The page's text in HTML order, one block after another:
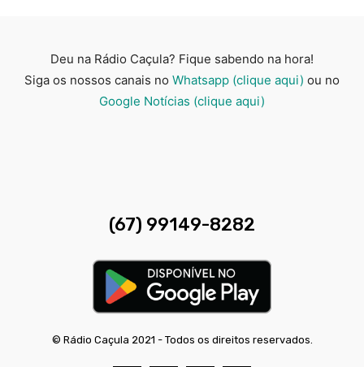
Deu na Rádio Caçula? Fique sabendo na hora!
Siga os nossos canais no Whatsapp (clique aqui) ou no
Google Notícias (clique aqui)
(67) 99149-8282
© Rádio Caçula 2021 - Todos os direitos reservados.